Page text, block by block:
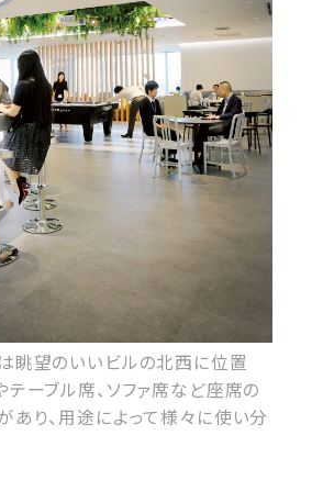
眺望のいいビルの北西に位置
テーブル席、ソファ席など座席の
あり、用途によって様々に使い分